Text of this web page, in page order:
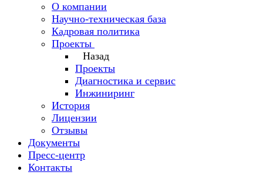
О компании
Научно-техническая база
Кадровая политика
Проекты
Назад
Проекты
Диагностика и сервис
Инжиниринг
История
Лицензии
Отзывы
Документы
Пресс-центр
Контакты